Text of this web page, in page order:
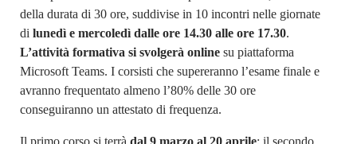
della durata di 30 ore, suddivise in 10 incontri nelle giornate
di lunedì e mercoledì dalle ore 14.30 alle ore 17.30.
L’attività formativa si svolgerà onlinesu piattaforma
Microsoft Teams. I corsisti che supereranno l’esame finale e
avranno frequentato almeno l’80% delle 30 ore
conseguiranno un attestato di frequenza.
Il primo corso si terrà dal 9 marzo al 20 aprile; il secondo